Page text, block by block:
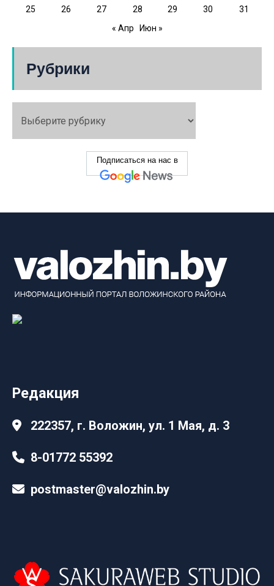
25 26 27 28 29 30
31
« Апр
Июн »
Рубрики
Подписаться на нас в
Редакция
222357, г. Воложин, ул. 1 Мая, д. 3
8-01772 55392
postmaster@valozhin.by